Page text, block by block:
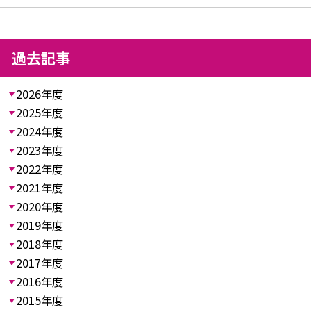
過去記事
2026年度
2025年度
2024年度
2023年度
2022年度
2021年度
2020年度
2019年度
2018年度
2017年度
2016年度
2015年度